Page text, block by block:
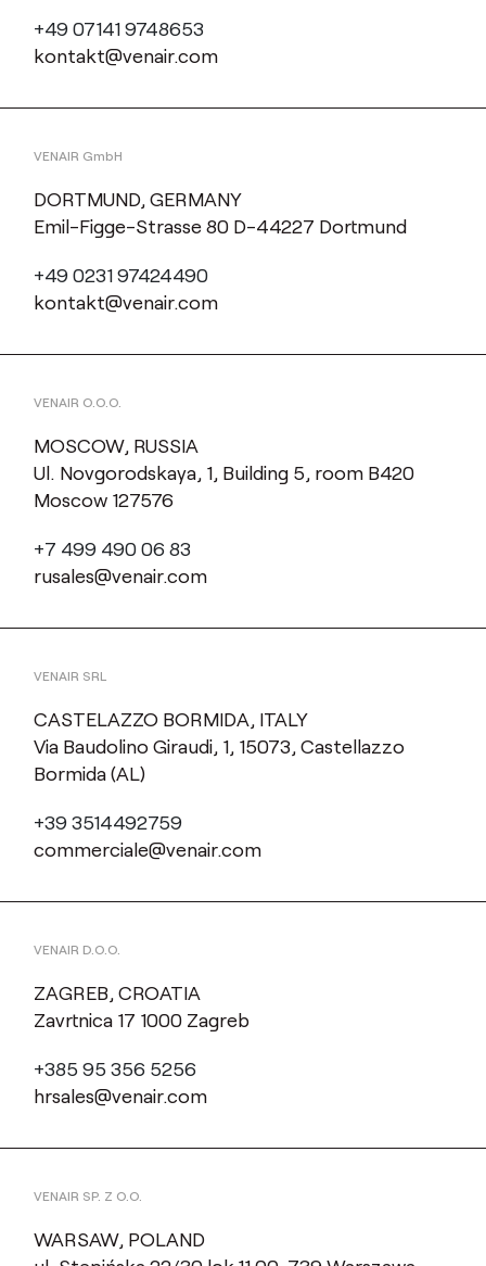
+49 07141 9748653
kontakt@venair.com
VENAIR GmbH
DORTMUND, GERMANY
Emil-Figge-Strasse 80 D-44227 Dortmund
+49 0231 97424490
kontakt@venair.com
VENAIR O.O.O.
MOSCOW, RUSSIA
Ul. Novgorodskaya, 1, Building 5, room B420
Moscow 127576
+7 499 490 06 83
rusales@venair.com
VENAIR SRL
CASTELAZZO BORMIDA, ITALY
Via Baudolino Giraudi, 1, 15073, Castellazzo
Bormida (AL)
+39 3514492759
commerciale@venair.com
VENAIR D.O.O.
ZAGREB, CROATIA
Zavrtnica 17 1000 Zagreb
+385 95 356 5256
hrsales@venair.com
VENAIR SP. Z O.O.
WARSAW, POLAND